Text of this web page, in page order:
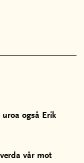
også Erik
vår mot